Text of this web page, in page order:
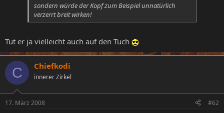
sondern würde der Kopf zum Beispiel unnatürlich
verzerrt breit wirken!
Tut er ja vielleicht auch auf den Tuch
C Chiefkodi
innerer Zirkel
17. März 2008 #62